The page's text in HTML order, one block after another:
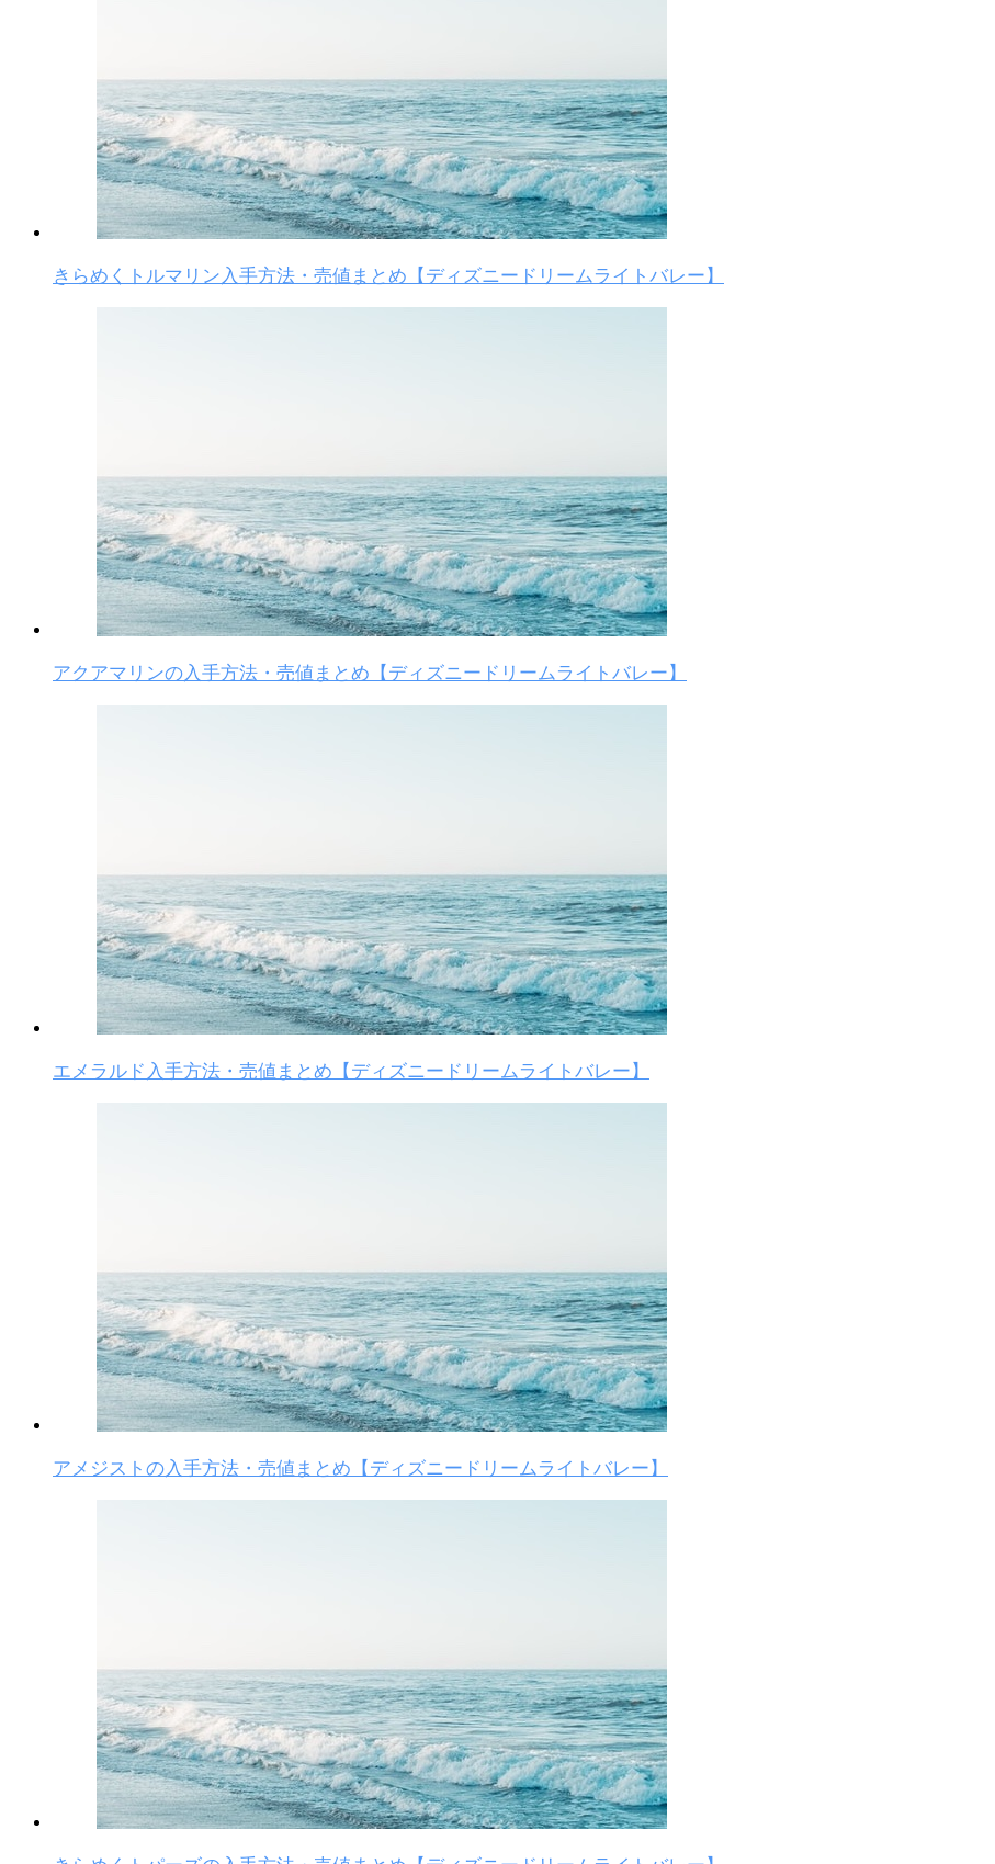
きらめくトルマリン入手方法・売値まとめ【ディズニードリームライトバレー】
アクアマリンの入手方法・売値まとめ【ディズニードリームライトバレー】
エメラルド入手方法・売値まとめ【ディズニードリームライトバレー】
アメジストの入手方法・売値まとめ【ディズニードリームライトバレー】